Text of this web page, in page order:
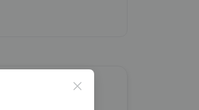
Close